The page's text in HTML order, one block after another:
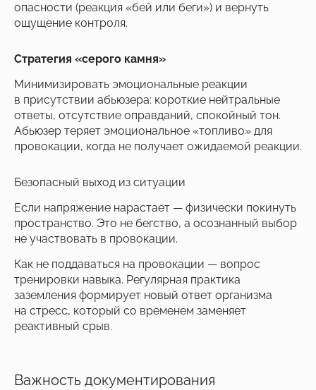
опасности (реакция «бей или беги») и вернуть
ощущение контроля.
Стратегия «серого камня»
Минимизировать эмоциональные реакции
в присутствии абьюзера: короткие нейтральные
ответы, отсутствие оправданий, спокойный тон.
Абьюзер теряет эмоциональное «топливо» для
провокации, когда не получает ожидаемой реакции.
Безопасный выход из ситуации
Если напряжение нарастает — физически покинуть
пространство. Это не бегство, а осознанный выбор
не участвовать в провокации.
Как не поддаваться на провокации — вопрос
тренировки навыка. Регулярная практика
заземления формирует новый ответ организма
на стресс, который со временем заменяет
реактивный срыв.
Важность документирования